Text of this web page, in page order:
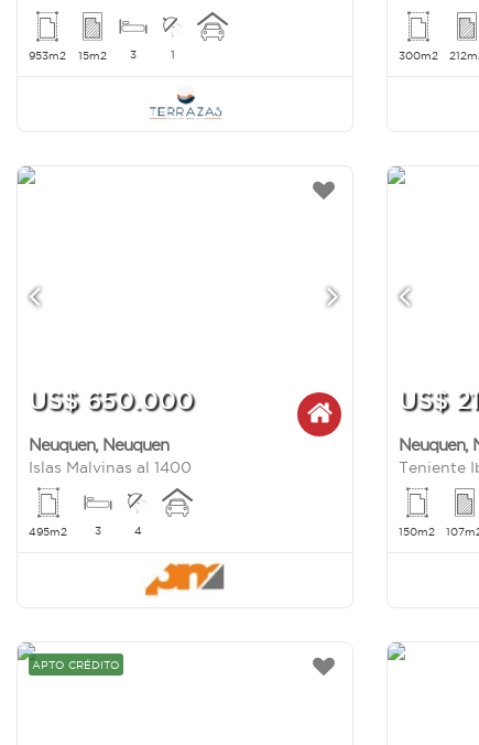
953m2 15m2 3 1 300m2
US$ 650.000
Neuquen, Neuquen
Islas Malvinas al 1400
495m2 3 4
US$
Neuquen,
Teniente
150m2
APTO CRÉDITO